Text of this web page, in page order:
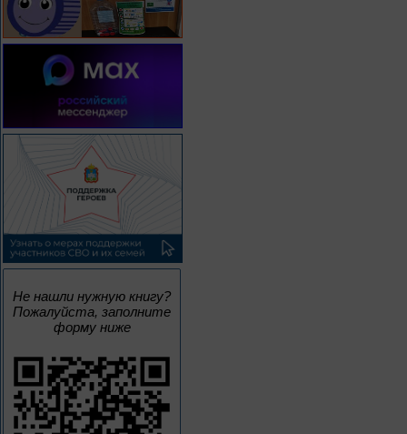
Не нашли нужную книгу?
Пожалуйста, заполните
форму ниже